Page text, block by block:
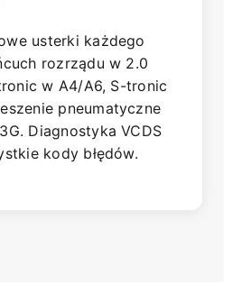
usterki każdego
rozrządu w 2.0
w A4/A6, S-tronic
pneumatyczne
Diagnostyka VCDS
kody błędów.